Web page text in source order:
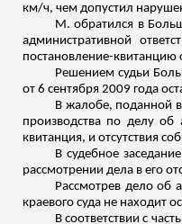
км/ч, чем допустил
М. обратился в
административной
постановление-квитанцию
Решением судьи
от 6 сентября 2009 года
В жалобе, поданной
производства по делу об
квитанция, и отсутствия
В судебное
рассмотрении дела в его
Рассмотрев дело об
краевого суда не находит
В соответствии с